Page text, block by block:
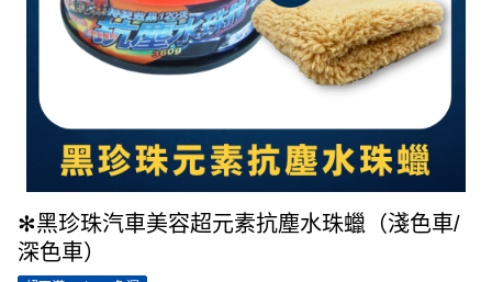
✻黑珍珠汽車美容超元素抗塵水珠蠟（淺色車/
深色車）